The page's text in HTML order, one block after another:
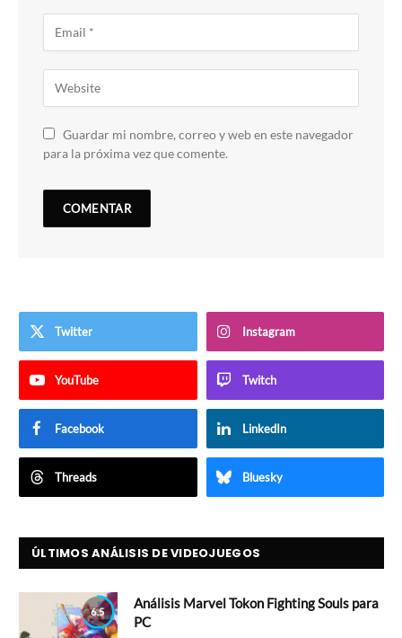
Guardar mi nombre, correo y web en este navegador
para la próxima vez que comente.
Twitter Instagram
YouTube Twitch
Facebook LinkedIn
Threads Bluesky
ÚLTIMOS ANÁLISIS DE VIDEOJUEGOS
6.5
Análisis Marvel Tokon Fighting Souls para
PC